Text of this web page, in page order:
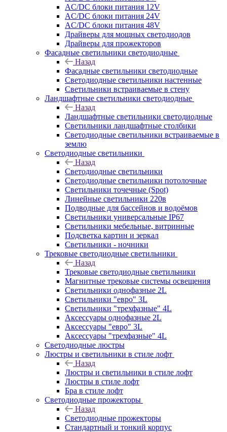
AC/DC блоки питания 12V
AC/DC блоки питания 24V
AC/DC блоки питания 48V
Драйверы для мощных светодиодов
Драйверы для прожекторов
Фасадные светильники светодиодные
Назад
Фасадные светильники светодиодные
Светодиодные светильники настенные
Светильники встраиваемые в стену
Ландшафтные светильники светодиодные
Назад
Ландшафтные светильники светодиодные
Светильники ландшафтные столбики
Светодиодные светильники встраиваемые в
землю
Светодиодные светильники
Назад
Светодиодные светильники
Светодиодные светильники потолочные
Светильники точечные (Spot)
Линейные светильники 220в
Подводные для бассейнов и водоёмов
Светильники универсальные IP67
Светильники мебельные, витринные
Подсветка картин и зеркал
Светильники - ночники
Трековые светодиодные светильники
Назад
Трековые светодиодные светильники
Магнитные трековые системы освещения
Светильники однофазные 2L
Светильники "евро" 3L
Светильники "трехфазные" 4L
Аксессуары однофазные 2L
Аксессуары "евро" 3L
Аксессуары "трехфазные" 4L
Светодиодные люстры
Люстры и светильники в стиле лофт
Назад
Люстры и светильники в стиле лофт
Люстры в стиле лофт
Бра в стиле лофт
Светодиодные прожекторы
Назад
Светодиодные прожекторы
Стандартный и тонкий корпус